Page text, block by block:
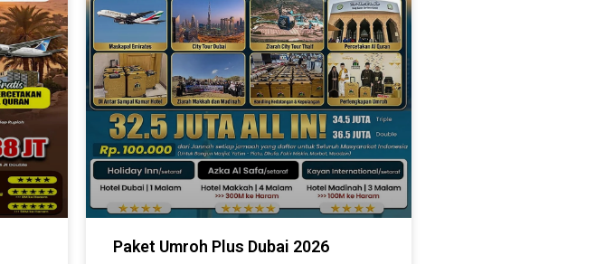
Paket Umroh Plus Dubai 2026